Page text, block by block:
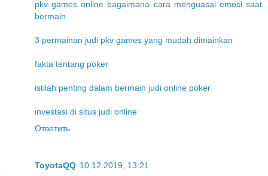
pkv games online bagaimana cara menguasai emosi saat
bermain
3 permainan judi pkv games yang mudah dimainkan
fakta tentang poker
istilah penting dalam bermain judi online poker
investasi di situs judi online
Ответить
ToyotaQQ 10.12.2019, 13:21